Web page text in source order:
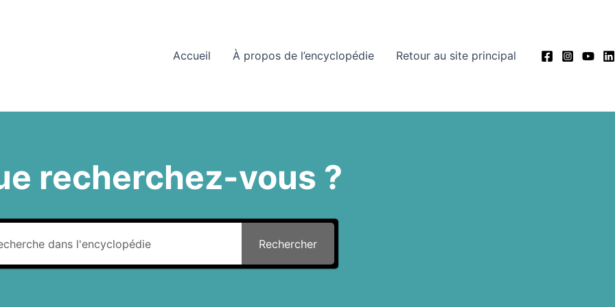
Accueil À propos de l’encyclopédie Retour au site principal
recherchez-vous ?
Rechercher